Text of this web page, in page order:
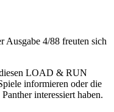
Ausgabe 4/88 freuten sich
diesen LOAD & RUN
informieren oder die
interessiert haben.